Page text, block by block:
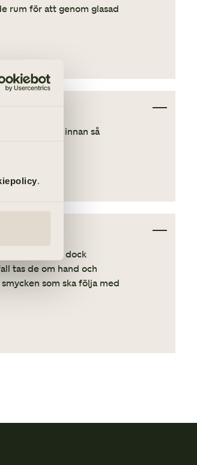
.
rum för att genom glasad
med oss innan så
Det kan dock
tas de om hand och
som ska följa med